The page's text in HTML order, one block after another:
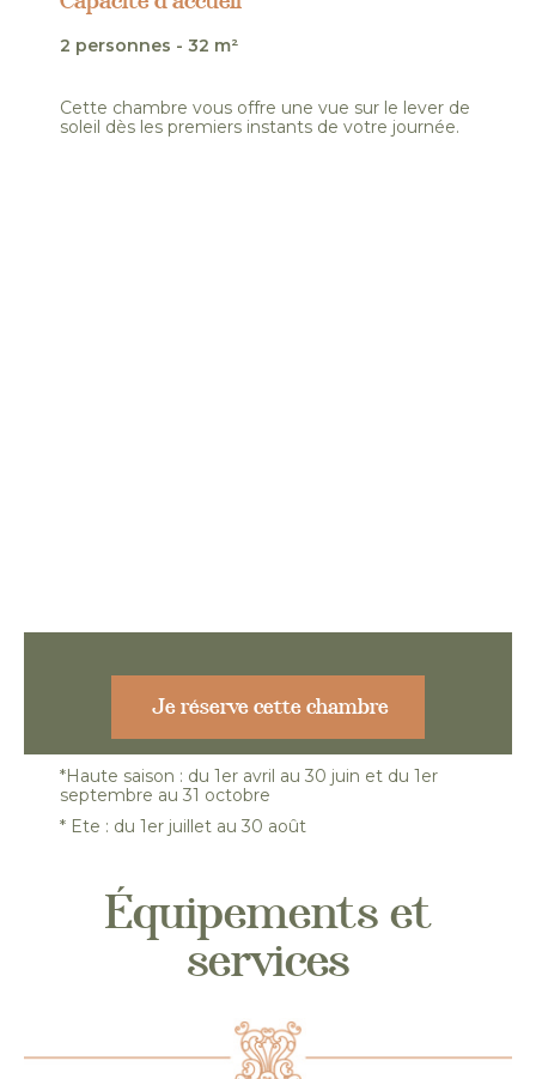
2 personnes - 32 m²
Cette chambre vous offre une vue sur le lever de
soleil dès les premiers instants de votre journée.
Je réserve cette chambre
*Haute saison : du 1er avril au 30 juin et du 1er
septembre au 31 octobre
* Ete : du 1er juillet au 30 août
Équipements et
services